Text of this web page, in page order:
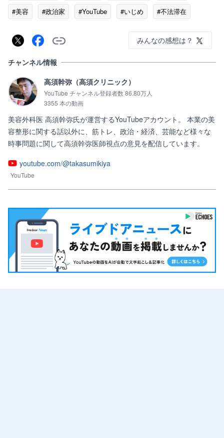
#美容
#政治家 #YouTube #いじめ #不法滞在
みんなの感想は？
チャンネル情報
高須幹弥（高須クリニック）
YouTube チャンネル登録者数 86.80万人
3355 本の動画
美容外科医 高須幹弥氏が運営するYouTubeアカウント。 本業の美
容整形に関する話以外に、筋トレ、政治・経済、芸能など様々な
時事問題に関して高須幹弥医師視点の意見を配信しています。
youtube.com/@takasumikiya
YouTube